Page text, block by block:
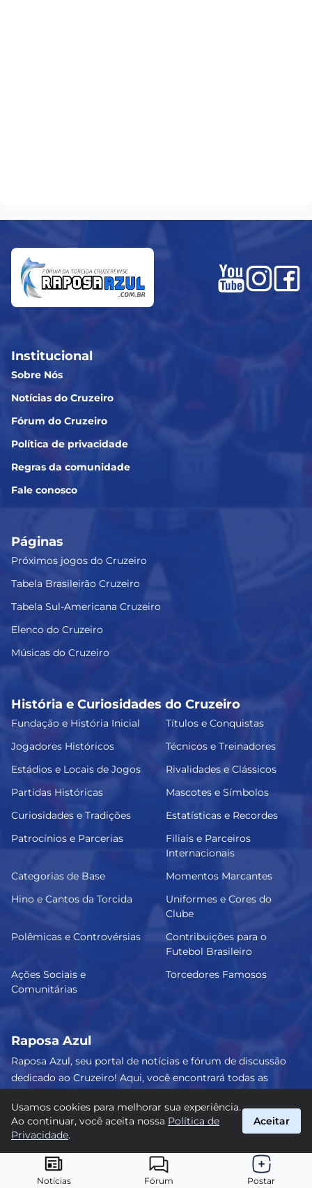
Notícias Fórum Postar
Institucional
Sobre Nós
Notícias do Cruzeiro
Fórum do Cruzeiro
Política de privacidade
Regras da comunidade
Fale conosco
Páginas
Próximos jogos do Cruzeiro
Tabela Brasileirão Cruzeiro
Tabela Sul-Americana Cruzeiro
Elenco do Cruzeiro
Músicas do Cruzeiro
História e Curiosidades do Cruzeiro
Fundação e História Inicial
Títulos e Conquistas
Jogadores Históricos
Técnicos e Treinadores
Estádios e Locais de Jogos
Rivalidades e Clássicos
Partidas Históricas
Mascotes e Símbolos
Curiosidades e Tradições
Estatísticas e Recordes
Patrocínios e Parcerias
Filiais e Parceiros
Internacionais
Categorias de Base
Momentos Marcantes
Hino e Cantos da Torcida
Uniformes e Cores do
Clube
Polêmicas e Controvérsias
Contribuições para o
Futebol Brasileiro
Ações Sociais e
Comunitárias
Torcedores Famosos
Raposa Azul
Raposa Azul, seu portal de notícias e fórum de discussão
dedicado ao Cruzeiro! Aqui, você encontrará todas as
sobre o nosso amado clube. Junte-se a nós e faça parte
dessa apaixonante jornada celeste! #Cruzeiro #RaposaAzul
© 2026 Raposa Azul. Todos os direitos reservados.
Usamos cookies para melhorar sua experiência.
Ao continuar, você aceita nossa Política de
Privacidade.
Aceitar